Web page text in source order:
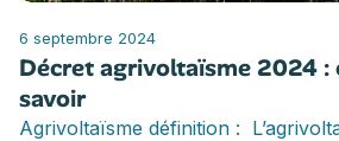
6 septembre 2024
Décret agrivoltaïsme 2024 :
savoir
Agrivoltaïsme définition :